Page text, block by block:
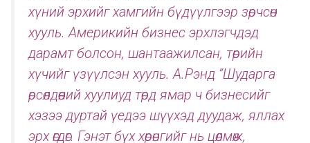
хүний эрхийг хамгийн бүдүүлгээр зөрчсөн
хууль. Америкийн бизнес эрхлэгчдэд
дарамт болсон, шантаажилсан, төрийн
хүчийг үзүүлсэн хууль. А.Рэнд “Шударга
өрсөлдөөний хуулиуд төрд ямар ч бизнесийг
хэзээ дуртай үедээ шүүхэд дуудаж, яллах
эрх өгдөг. Гэнэт бүх хөрөнгийг нь цөлмөж,